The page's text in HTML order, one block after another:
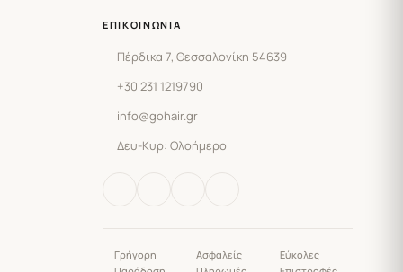
ΕΠΙΚΟΙΝΩΝΊΑ
Πέρδικα 7, Θεσσαλονίκη 54639
+30 231 1219790
info@gohair.gr
Δευ-Κυρ: Ολοήμερο
Γρήγορη
Ασφαλείς
Εύκολες